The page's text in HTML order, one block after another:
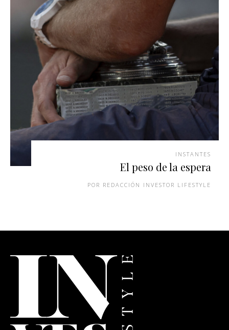
INSTANTES
El peso de la espera
REDACCIÓN INVESTOR LIFESTYLE